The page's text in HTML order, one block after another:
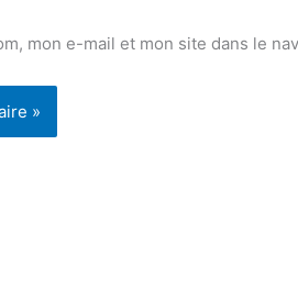
mon e-mail et mon site dans le